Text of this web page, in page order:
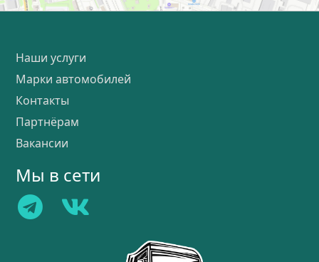
Наши услуги
Марки автомобилей
Контакты
Партнёрам
Вакансии
Мы в сети